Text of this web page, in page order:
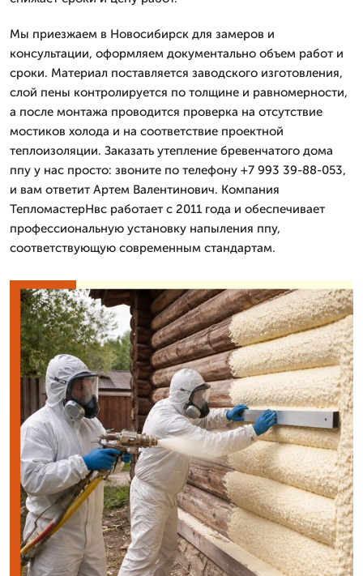
Мы приезжаем в Новосибирск для замеров и
консультации, оформляем документально объем работ и
сроки. Материал поставляется заводского изготовления,
слой пены контролируется по толщине и равномерности,
а после монтажа проводится проверка на отсутствие
мостиков холода и на соответствие проектной
теплоизоляции. Заказать утепление бревенчатого дома
ппу у нас просто: звоните по телефону +7 993 39-88-053,
и вам ответит Артем Валентинович. Компания
ТепломастерНвс работает с 2011 года и обеспечивает
профессиональную установку напыления ппу,
соответствующую современным стандартам.